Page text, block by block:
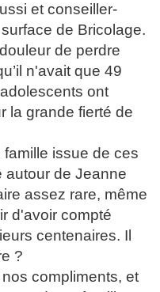
et conseiller-
de Bricolage.
de perdre
n'avait que 49
ont
la grande fierté de
famille issue de ces
autour de Jeanne
assez rare, même
d'avoir compté
centenaires. Il
?
compliments, et